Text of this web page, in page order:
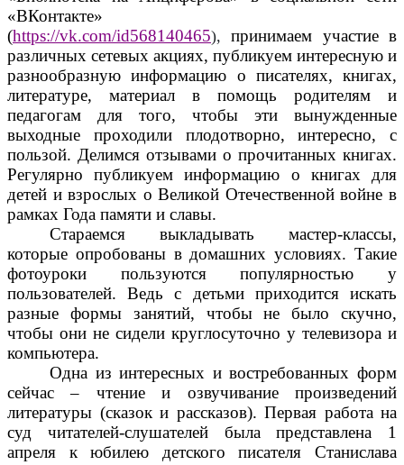
«ВКонтакте»
(https://vk.com/id568140465),принимаем участие в
различных сетевых акциях, публикуем интересную и
разнообразную информацию о писателях, книгах,
литературе, материал в помощь родителям и
педагогам для того, чтобы эти вынужденные
выходные проходили плодотворно, интересно, с
пользой. Делимся отзывами о прочитанных книгах.
Регулярно публикуем информацию о книгах для
детей и взрослых о Великой Отечественной войне в
рамках Года памяти и славы.
Стараемся выкладывать мастер-классы,
которые опробованы в домашних условиях. Такие
фотоуроки пользуются популярностью у
пользователей. Ведь с детьми приходится искать
разные формы занятий, чтобы не было скучно,
чтобы они не сидели круглосуточно у телевизора и
компьютера.
Одна из интересных и востребованных форм
сейчас – чтение и озвучивание произведений
литературы (сказок и рассказов). Первая работа на
суд читателей-слушателей была представлена 1
апреля к юбилею детского писателя Станислава